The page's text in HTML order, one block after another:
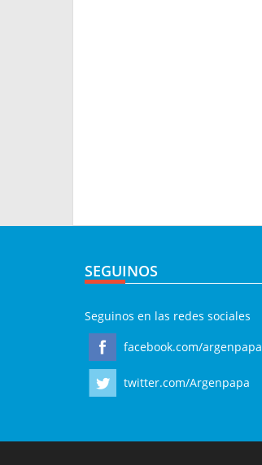
SEGUINOS
Seguinos en las redes sociales
facebook.com/argenpapa
twitter.com/Argenpapa